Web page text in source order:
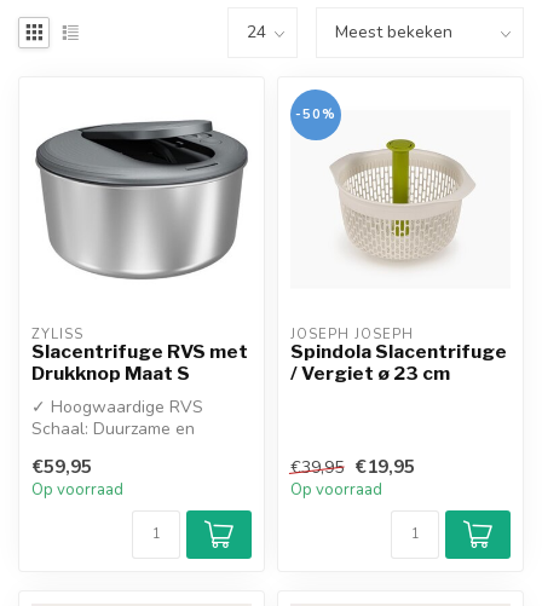
ZYLISS
Slacentrifuge RVS met
Drukknop Maat S
✓ Hoogwaardige RVS
Schaal: Duurzame en
die ook pe...
€59,95
Op voorraad
-50%
JOSEPH JOSEPH
Spindola Slacentrifuge
/ Vergiet ø 23 cm
€39,95 €19,95
Op voorraad